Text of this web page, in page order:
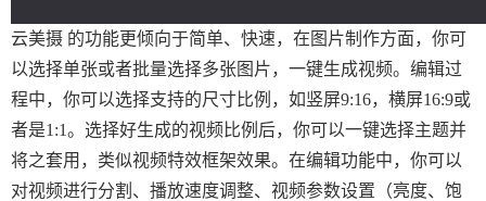
云美摄 的功能更倾向于简单、快速，在图片制作方面，你可
以选择单张或者批量选择多张图片，一键生成视频。编辑过
程中，你可以选择支持的尺寸比例，如竖屏9:16，横屏16:9或
者是1:1。选择好生成的视频比例后，你可以一键选择主题并
将之套用，类似视频特效框架效果。在编辑功能中，你可以
对视频进行分割、播放速度调整、视频参数设置（亮度、饱